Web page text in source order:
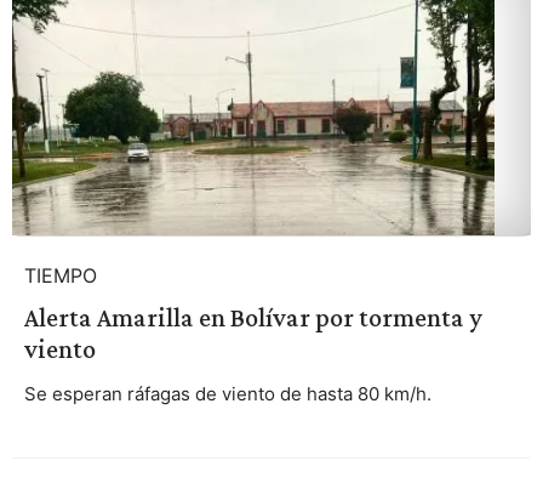
TIEMPO
Alerta Amarilla en Bolívar por tormenta y
viento
Se esperan ráfagas de viento de hasta 80 km/h.